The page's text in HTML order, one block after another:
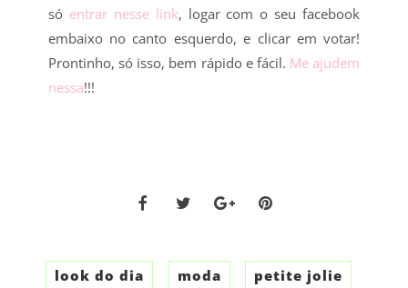
só entrar nesse link, logar com o seu facebook
embaixo no canto esquerdo, e clicar em votar!
Prontinho, só isso, bem rápido e fácil. Me ajudem
nessa!!!
look do dia moda petite jolie